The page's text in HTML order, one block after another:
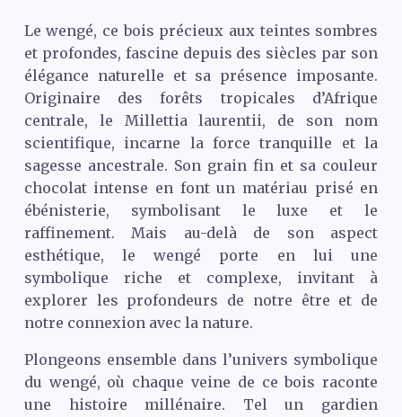
Le wengé, ce bois précieux aux teintes sombres
et profondes, fascine depuis des siècles par son
élégance naturelle et sa présence imposante.
Originaire des forêts tropicales d’Afrique
centrale, le Millettia laurentii, de son nom
scientifique, incarne la force tranquille et la
sagesse ancestrale. Son grain fin et sa couleur
chocolat intense en font un matériau prisé en
ébénisterie, symbolisant le luxe et le
raffinement. Mais au-delà de son aspect
esthétique, le wengé porte en lui une
symbolique riche et complexe, invitant à
explorer les profondeurs de notre être et de
notre connexion avec la nature.
Plongeons ensemble dans l’univers symbolique
du wengé, où chaque veine de ce bois raconte
une histoire millénaire. Tel un gardien